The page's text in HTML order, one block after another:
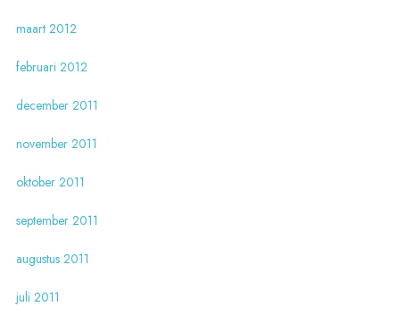
maart 2012
februari 2012
december 2011
november 2011
oktober 2011
september 2011
augustus 2011
juli 2011